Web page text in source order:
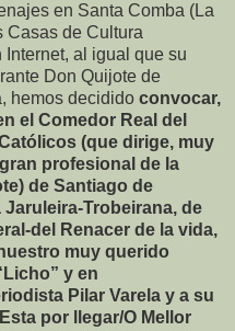
en Santa Comba (La
Casas de Cultura
al igual que su
Don Quijote de
hemos decidido convocar,
el Comedor Real del
(que dirige, muy
profesional de la
de Santiago de
Trobeirana, de
del Renacer de la vida,
muy querido
y en
Pilar Varela y a su
por llegar/O Mellor